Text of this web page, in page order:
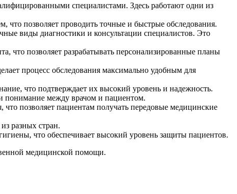
специалистами. Здесь работают одни из
позволяет проводить точные и быстрые обследования.
виды диагностики и консультации специалистов. Это
позволяет разрабатывать персонализированные планы
процесс обследования максимально удобным для
что подтверждает их высокий уровень и надежность.
понимание между врачом и пациентом.
позволяет пациентам получать передовые медицинские
разных стран.
что обеспечивает высокий уровень защиты пациентов.
медицинской помощи.